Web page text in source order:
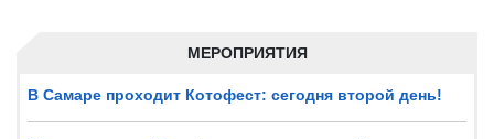
МЕРОПРИЯТИЯ
В Самаре проходит Котофест: сегодня второй день!